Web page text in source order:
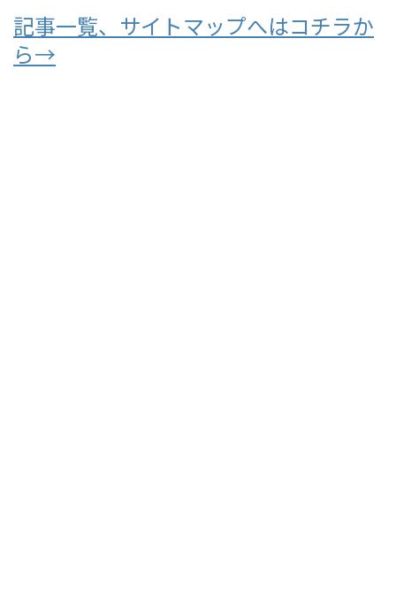
記事一覧、サイトマップへはコチラか
ら→